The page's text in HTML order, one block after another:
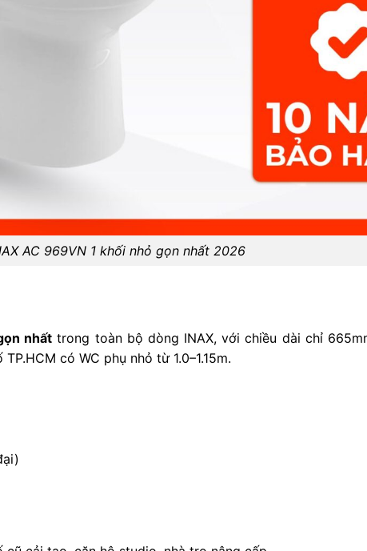
AC 969VN 1 khối nhỏ gọn nhất 2026
nhất trong toàn bộ dòng INAX, với chiều dài chỉ
có WC phụ nhỏ từ 1.0–1.15m.